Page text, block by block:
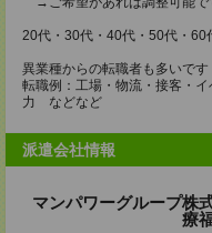
20代・30代・40代・50代・60
異業種からの転職者も多いです
転職例：工場・物流・接客・
力 などなど
派遣会社情報
マンパワーグループ
療